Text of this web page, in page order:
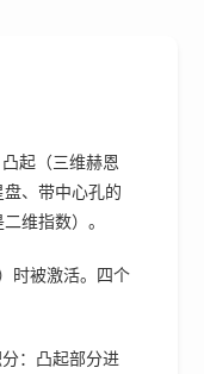
凸起（三维赫恩
、带中心孔的
维指数）。
时被激活。四个
：凸起部分进